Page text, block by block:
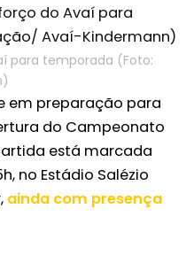
para temporada (Foto:
em preparação para
do Campeonato
está marcada
no Estádio Salézio
ainda com presença